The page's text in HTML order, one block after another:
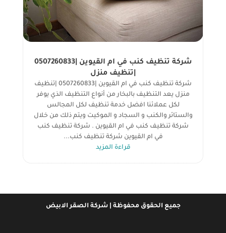
شركة تنظيف كنب في ام القيوين |0507260833
|تنظيف منزل
شركة تنظيف كنب في ام القيوين |0507260833 |تنظيف
منزل يعد التنظيف بالبخار من أنواع التنظيف الذي يوفر
لكل عملائنا افضل خدمة تنظيف لكل المجالس
والستائر والكنب و السجاد و الموكيت ويتم ذلك من خلال
شركة تنظيف كنب في ام القيوين . شركة تنظيف كنب
في ام القيوين شركة تنظيف كنب...
قراءة المزيد
جميع الحقوق محفوظة | شركة الصقر الابيض